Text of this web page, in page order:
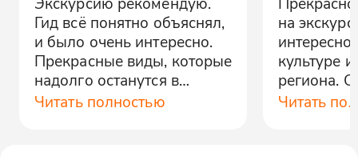
Гид всё понятно объяснял,
и было очень интересно.
Прекрасные виды, которые
надолго останутся в
памяти.
Читать полностью
на
интересно
культуре
региона.
площадки
Читать